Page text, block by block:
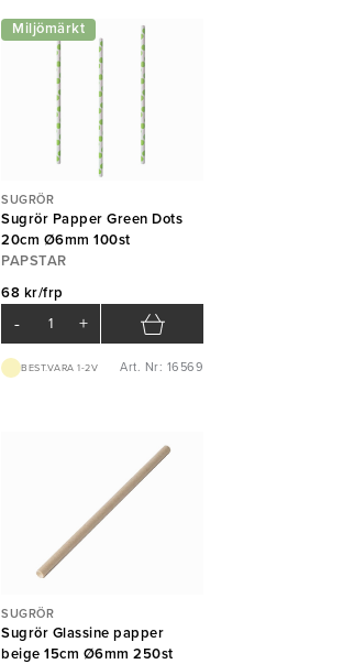
Miljömärkt
SUGRÖR
Sugrör Papper Green Dots
20cm Ø6mm 100st
PAPSTAR
68 kr/frp
- +
BEST.VARA 1-2V Art. Nr: 16569
SUGRÖR
Sugrör Glassine papper
beige 15cm Ø6mm 250st